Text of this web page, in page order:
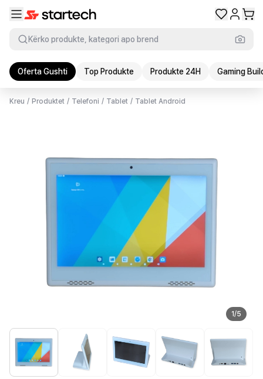
Kërko produkte, kategori apo brend
Oferta Gushti Top Produkte Produkte 24H Gaming
Kreu / Produktet / Telefoni / Tablet / Tablet Android
1/5